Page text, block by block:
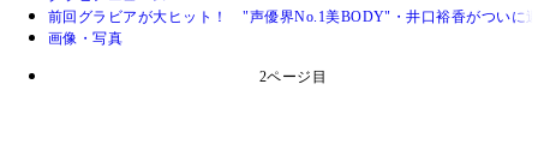
前回グラビアが大ヒット！ "声優界No.1美BODY"・井口裕香がついに
画像・写真
2ページ目